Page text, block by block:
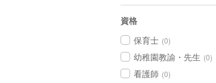
資格
保育士 (0)
幼稚園教諭・先生 (0)
看護師 (0)